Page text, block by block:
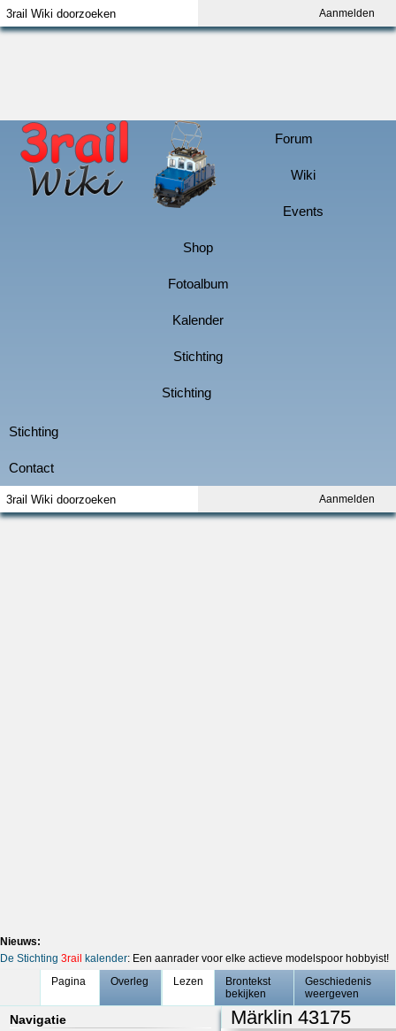
Aanmelden
Aanmelden
Nieuws:
De Stichting 3rail kalender: Een aanrader voor elke actieve modelspoor hobbyist!
Pagina
Overleg Lezen
Brontekst
bekijken
Geschiedenis
weergeven
Navigatie Märklin 43175